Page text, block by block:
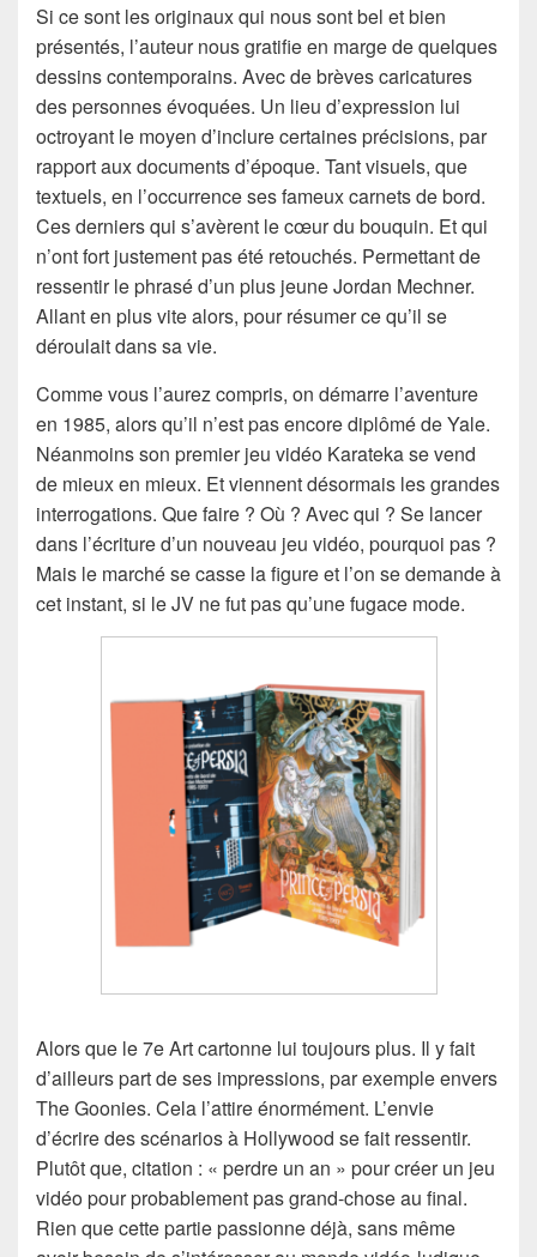
Si ce sont les originaux qui nous sont bel et bien
présentés, l’auteur nous gratifie en marge de quelques
dessins contemporains. Avec de brèves caricatures
des personnes évoquées. Un lieu d’expression lui
octroyant le moyen d’inclure certaines précisions, par
rapport aux documents d’époque. Tant visuels, que
textuels, en l’occurrence ses fameux carnets de bord.
Ces derniers qui s’avèrent le cœur du bouquin. Et qui
n’ont fort justement pas été retouchés. Permettant de
ressentir le phrasé d’un plus jeune Jordan Mechner.
Allant en plus vite alors, pour résumer ce qu’il se
déroulait dans sa vie.
Comme vous l’aurez compris, on démarre l’aventure
en 1985, alors qu’il n’est pas encore diplômé de Yale.
Néanmoins son premier jeu vidéo Karateka se vend
de mieux en mieux. Et viennent désormais les grandes
interrogations. Que faire ? Où ? Avec qui ? Se lancer
dans l’écriture d’un nouveau jeu vidéo, pourquoi pas ?
Mais le marché se casse la figure et l’on se demande à
cet instant, si le JV ne fut pas qu’une fugace mode.
Alors que le 7e Art cartonne lui toujours plus. Il y fait
d’ailleurs part de ses impressions, par exemple envers
The Goonies. Cela l’attire énormément. L’envie
d’écrire des scénarios à Hollywood se fait ressentir.
Plutôt que, citation : « perdre un an » pour créer un jeu
vidéo pour probablement pas grand-chose au final.
Rien que cette partie passionne déjà, sans même